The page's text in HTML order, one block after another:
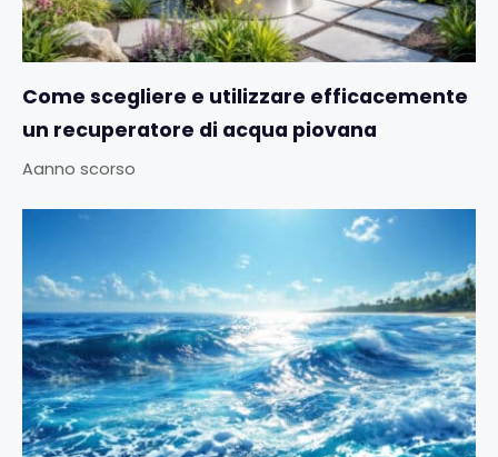
Come scegliere e utilizzare efficacemente
un recuperatore di acqua piovana
Aanno scorso